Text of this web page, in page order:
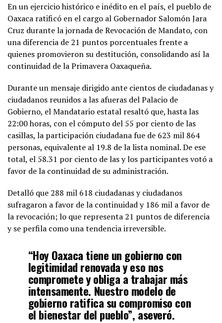
En un ejercicio histórico e inédito en el país, el pueblo de
Oaxaca ratificó en el cargo al Gobernador Salomón Jara
Cruz durante la jornada de Revocación de Mandato, con
una diferencia de 21 puntos porcentuales frente a
quienes promovieron su destitución, consolidando así la
continuidad de la Primavera Oaxaqueña.
Durante un mensaje dirigido ante cientos de ciudadanas y
ciudadanos reunidos a las afueras del Palacio de
Gobierno, el Mandatario estatal resaltó que, hasta las
22:00 horas, con el cómputo del 55 por ciento de las
casillas, la participación ciudadana fue de 623 mil 864
personas, equivalente al 19.8 de la lista nominal. De ese
total, el 58.31 por ciento de las y los participantes votó a
favor de la continuidad de su administración.
Detalló que 288 mil 618 ciudadanas y ciudadanos
sufragaron a favor de la continuidad y 186 mil a favor de
la revocación; lo que representa 21 puntos de diferencia
y se perfila como una tendencia irreversible.
“Hoy Oaxaca tiene un gobierno con
legitimidad renovada y eso nos
compromete y obliga a trabajar más
intensamente. Nuestro modelo de
gobierno ratifica su compromiso con
el bienestar del pueblo”, aseveró.